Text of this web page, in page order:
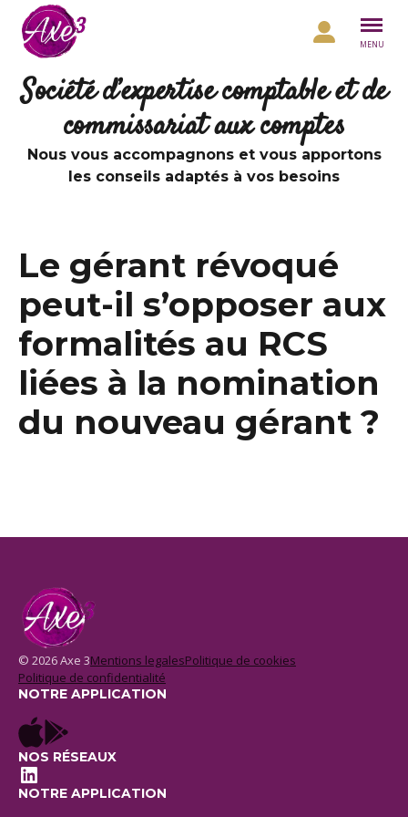
Aller au contenu
MENU
Société d’expertise comptable et de
commissariat aux comptes
Nous vous accompagnons et vous apportons
les conseils adaptés à vos besoins
Le gérant révoqué
peut-il s’opposer aux
formalités au RCS
liées à la nomination
du nouveau gérant ?
© 2026 Axe 3Mentions legalesPolitique de cookies
Politique de confidentialité
NOTRE APPLICATION
NOS RÉSEAUX
LinkedIn
NOTRE APPLICATION